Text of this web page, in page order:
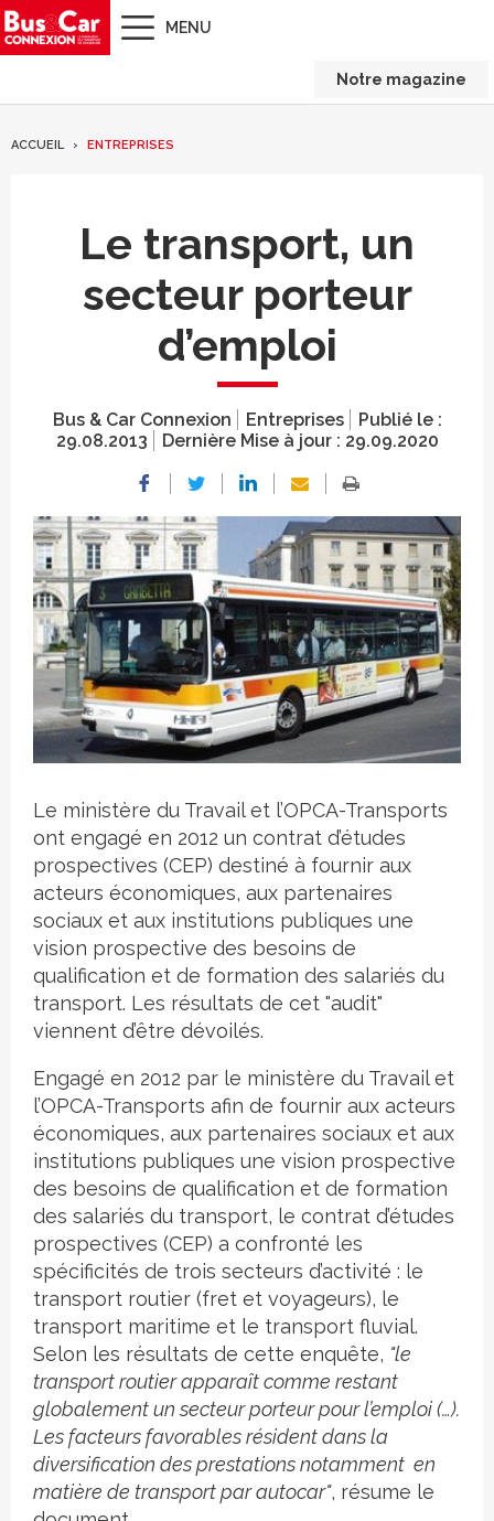
MENU
Notre magazine
ACCUEIL ENTREPRISES
Le transport, un
secteur porteur
d’emploi
Bus & Car Connexion Entreprises
Publié le :
29.08.2013
Dernière Mise à jour : 29.09.2020
Crédit photo
Le ministère du Travail et l’OPCA-Transports
ont engagé en 2012 un contrat d’études
prospectives (CEP) destiné à fournir aux
acteurs économiques, aux partenaires
sociaux et aux institutions publiques une
vision prospective des besoins de
qualification et de formation des salariés du
transport. Les résultats de cet "audit"
viennent d’être dévoilés.
Engagé en 2012 par le ministère du Travail et
l’OPCA-Transports afin de fournir aux acteurs
économiques, aux partenaires sociaux et aux
institutions publiques une vision prospective
des besoins de qualification et de formation
des salariés du transport, le contrat d’études
prospectives (CEP) a confronté les
spécificités de trois secteurs d’activité : le
transport routier (fret et voyageurs), le
transport maritime et le transport fluvial.
Selon les résultats de cette enquête, "le
transport routier apparaît comme restant
globalement un secteur porteur pour l’emploi (…).
Les facteurs favorables résident dans la
diversification des prestations notamment en
matière de transport par autocar", résume le